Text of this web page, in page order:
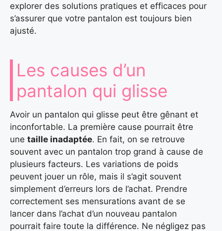
explorer des solutions pratiques et efficaces pour
s’assurer que votre pantalon est toujours bien
ajusté.
Les causes d’un
pantalon qui glisse
Avoir un pantalon qui glisse peut être gênant et
inconfortable. La première cause pourrait être
une taille inadaptée. En fait, on se retrouve
souvent avec un pantalon trop grand à cause de
plusieurs facteurs. Les variations de poids
peuvent jouer un rôle, mais il s’agit souvent
simplement d’erreurs lors de l’achat. Prendre
correctement ses mensurations avant de se
lancer dans l’achat d’un nouveau pantalon
pourrait faire toute la différence. Ne négligez pas